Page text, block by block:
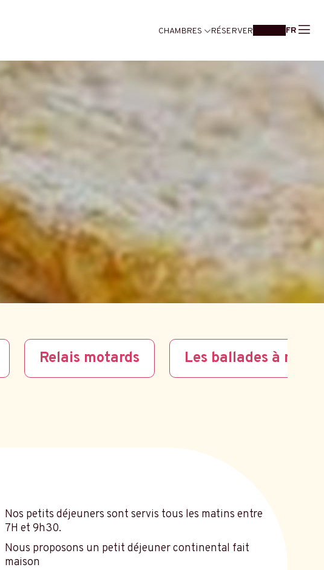
CHAMBRES RÉSERVER FR
Relais motards Les ballades à
Nos petits déjeuners sont servis tous les matins entre
7H et 9h30.
Nous proposons un petit déjeuner continental fait
maison